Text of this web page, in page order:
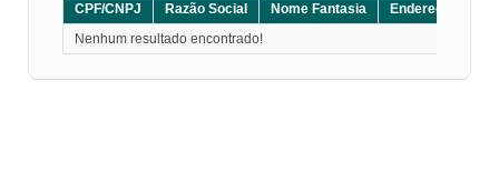
CPF/CNPJ Razão Social Nome Fantasia Endereço
Nenhum resultado encontrado!